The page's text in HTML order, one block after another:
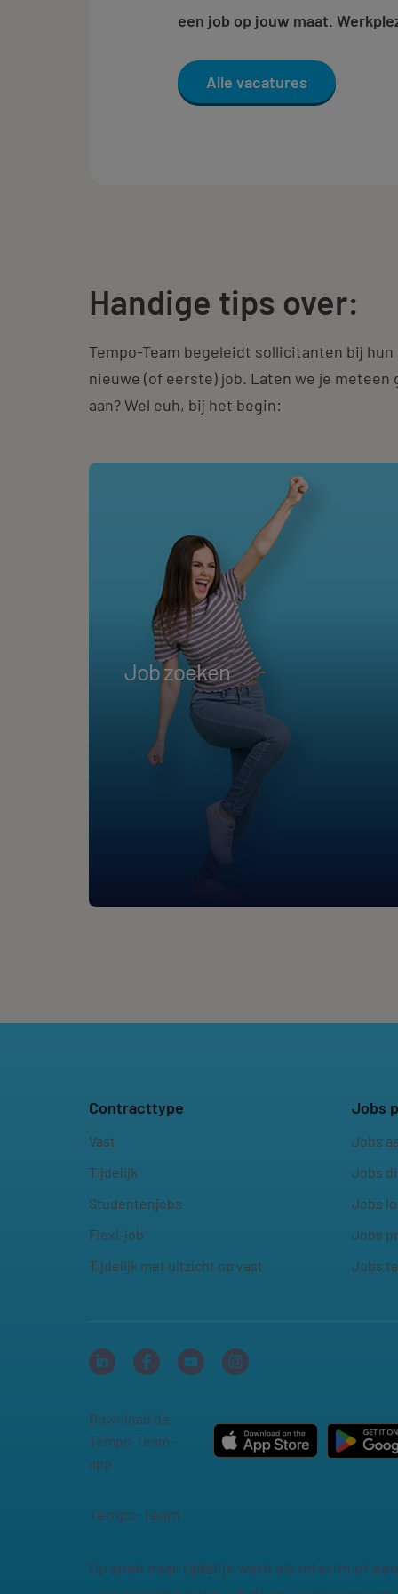
een job op jouw maat.
Alle vacatures
Handige tips over:
Tempo-Team begeleidt sollicitanten bij
nieuwe (of eerste) job. Laten we je
aan? Wel euh, bij het begin:
Job zoeken
Contracttype
Vast
Tijdelijk
Studentenjobs
Flexi-job
Tijdelijk met uitzicht op vast
Jobs
Jobs
Jobs
Jobs
Jobs
Jobs
Download de
Tempo-Team-
app
Tempo-Team
Op zoek naar tijdelijk werk als interim of